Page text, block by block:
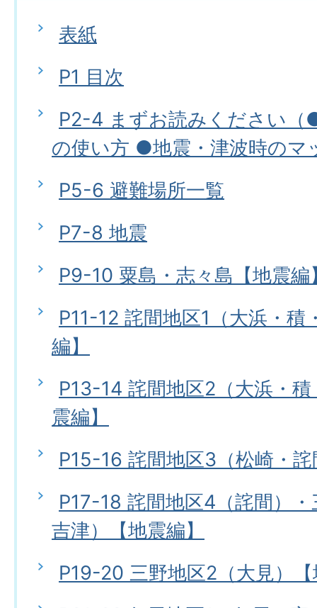
表紙
P1 目次
P2-4 まずお読みください（
の使い方 ●地震・津波時のマ
P5-6 避難場所一覧
P7-8 地震
P9-10 粟島・志々島【地震編
P11-12 詫間地区1（大浜・積
編】
P13-14 詫間地区2（大浜・
震編】
P15-16 詫間地区3（松崎・
P17-18 詫間地区4（詫間）
吉津）【地震編】
P19-20 三野地区2（大見）